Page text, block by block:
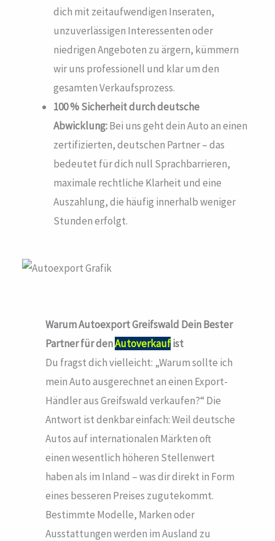
dich mit zeitaufwendigen Inseraten,
unzuverlässigen Interessenten oder
niedrigen Angeboten zu ärgern, kümmern
wir uns professionell und klar um den
gesamten Verkaufsprozess.
100 % Sicherheit durch deutsche
Abwicklung:Bei uns geht dein Auto an einen
zertifizierten, deutschen Partner – das
bedeutet für dich null Sprachbarrieren,
maximale rechtliche Klarheit und eine
Auszahlung, die häufig innerhalb weniger
Stunden erfolgt.
Warum Autoexport Greifswald Dein Bester
Partner für denAutoverkaufist
Du fragst dich vielleicht: „Warum sollte ich
mein Auto ausgerechnet an einen Export-
Händler aus Greifswald verkaufen?“ Die
Antwort ist denkbar einfach: Weil deutsche
Autos auf internationalen Märkten oft
einen wesentlich höheren Stellenwert
haben als im Inland – was dir direkt in Form
eines besseren Preises zugutekommt.
Bestimmte Modelle, Marken oder
Ausstattungen werden im Ausland zu